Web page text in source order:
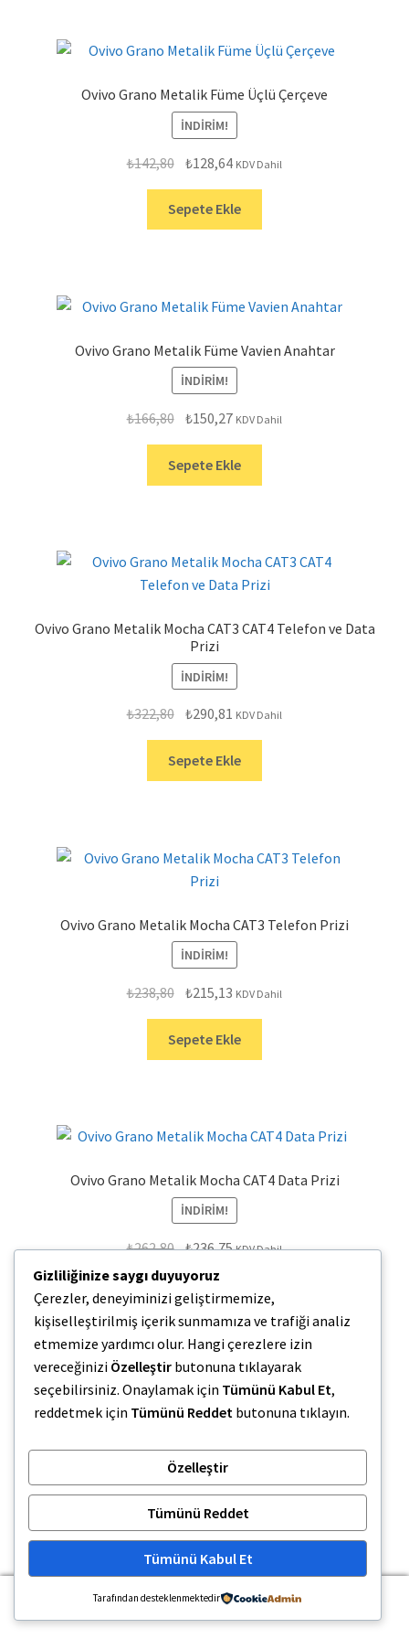
Ovivo Grano Metalik Füme Üçlü Çerçeve
İNDIRIM!
₺142,80 Orijinal
₺142,80.
₺128,64Şu
fiyat:
₺128,64.
KDV Dahil
Sepete Ekle
Ovivo Grano Metalik Füme Vavien Anahtar
İNDIRIM!
₺166,80 Orijinal
₺166,80.
₺150,27Şu
fiyat:
₺150,27.
KDV Dahil
Sepete Ekle
Ovivo Grano Metalik Mocha CAT3 CAT4 Telefon ve Data
Prizi
İNDIRIM!
₺322,80 Orijinal
fiyat:
₺322,80.
₺290,81 Şu
andaki
fiyat:
₺290,81.
KDV Dahil
Sepete Ekle
Ovivo Grano Metalik Mocha CAT3 Telefon Prizi
İNDIRIM!
₺238,80 Orijinal
₺238,80.
₺215,13 Şu
fiyat:
₺215,13.
KDV Dahil
Sepete Ekle
Ovivo Grano Metalik Mocha CAT4 Data Prizi
İNDIRIM!
₺262,80Orijinal
fiyat:
₺262,80.
₺236,75Şu
fiyat:
₺236,75.
KDV Dahil
Sepete Ekle
Ovivo Grano Metalik Mocha F Konnektör Uydu Prizi
İNDIRIM!
₺202,80 ₺182,70
₺182,70.
KDV Dahil
Sepete Ekle
Ara:
Ara
Gizliliğinize saygı duyuyoruz
Çerezler, deneyiminizi geliştirmemize,
kişiselleştirilmiş içerik sunmamıza ve trafiği analiz
etmemize yardımcı olur. Hangi çerezlere izin
vereceğinizi Özelleştir butonuna tıklayarak
seçebilirsiniz. Onaylamak için Tümünü Kabul Et,
reddetmek için Tümünü Reddet butonuna tıklayın.
Özelleştir
Tümünü Reddet
Tümünü Kabul Et
Tarafından desteklenmektedir